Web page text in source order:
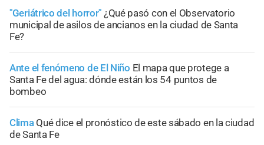
"Geriátrico del horror" ¿Qué pasó con el Observatorio
municipal de asilos de ancianos en la ciudad de Santa
Fe?
Ante el fenómeno de El Niño El mapa que protege a
Santa Fe del agua: dónde están los 54 puntos de
bombeo
Clima Qué dice el pronóstico de este sábado en la ciudad
de Santa Fe